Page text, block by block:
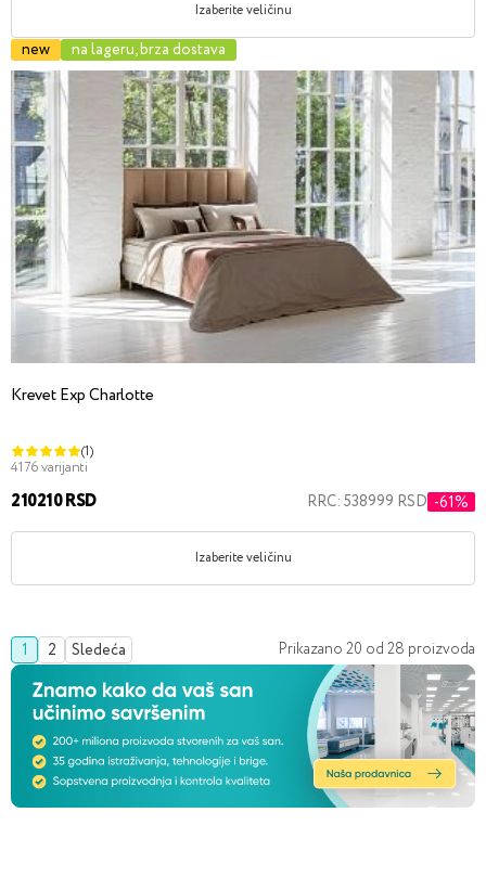
Izaberite veličinu
new na lageru, brza dostava
Krevet Exp Charlotte
(1)
4176 varijanti
210210 RSD RRC: 538999 RSD -61%
Izaberite veličinu
1 2 Sledeća Prikazano 20 od 28 proizvoda